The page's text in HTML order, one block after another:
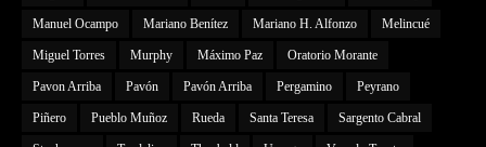
Manuel Ocampo Mariano Benítez Mariano H. Alfonzo Melincué
Miguel Torres Murphy Máximo Paz Oratorio Morante
Pavon Arriba Pavón Pavón Arriba Pergamino Peyrano
Piñero Pueblo Muñoz Rueda Santa Teresa Sargento Cabral